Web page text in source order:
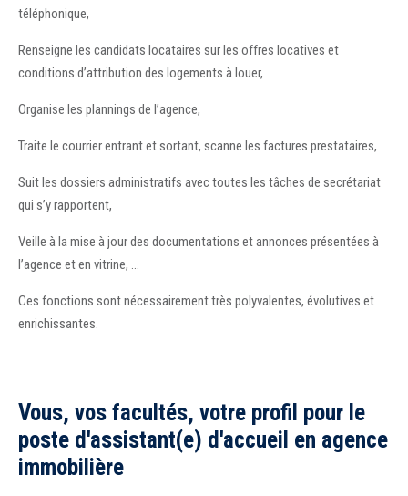
téléphonique,
Renseigne les candidats locataires sur les offres locatives et
conditions d’attribution des logements à louer,
Organise les plannings de l’agence,
Traite le courrier entrant et sortant, scanne les factures prestataires,
Suit les dossiers administratifs avec toutes les tâches de secrétariat
qui s’y rapportent,
Veille à la mise à jour des documentations et annonces présentées à
l’agence et en vitrine, …
Ces fonctions sont nécessairement très polyvalentes, évolutives et
enrichissantes.
Vous, vos facultés, votre profil pour le
poste d'assistant(e) d'accueil en agence
immobilière